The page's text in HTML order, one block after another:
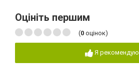
Оцініть першим
(0 оцінок)
Я рекомендую